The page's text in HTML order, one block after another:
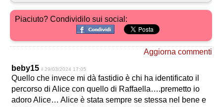
Piaciuto? Condividilo sui social:
Aggiorna commenti
beby15 il 29/03/2024 17:05
Quello che invece mi dà fastidio è chi ha identificato il
percorso di Alice con quello di Raffaella….premetto io
adoro Alice… Alice è stata sempre se stessa nel bene e